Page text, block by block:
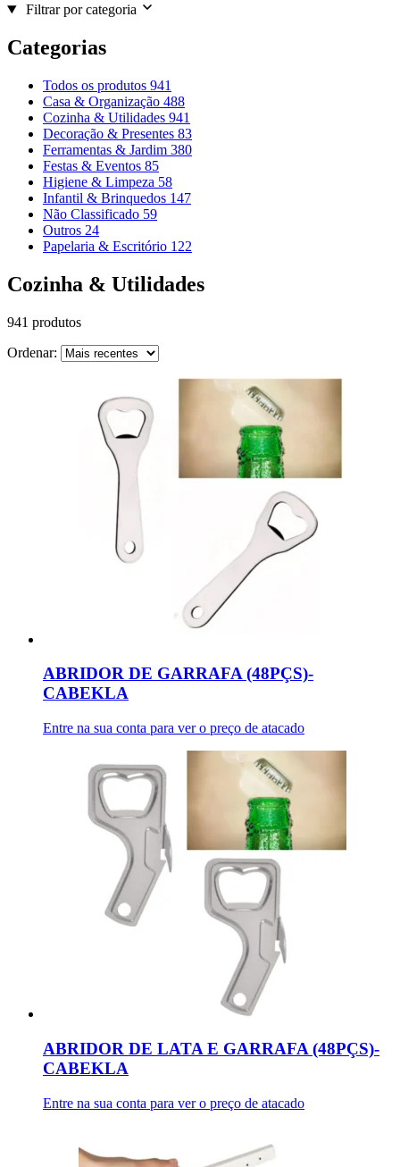
Filtrar por categoria
Categorias
Todos os produtos 941
Casa & Organização 488
Cozinha & Utilidades 941
Decoração & Presentes 83
Ferramentas & Jardim 380
Festas & Eventos 85
Higiene & Limpeza 58
Infantil & Brinquedos 147
Não Classificado 59
Outros 24
Papelaria & Escritório 122
Cozinha & Utilidades
941 produtos
Ordenar:
ABRIDOR DE GARRAFA (48PÇS)-
CABEKLA
Entre na sua conta para ver o preço de atacado
ABRIDOR DE LATA E GARRAFA (48PÇS)-
CABEKLA
Entre na sua conta para ver o preço de atacado